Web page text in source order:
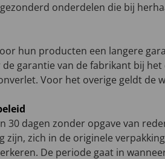
onderdelen die bij
hun producten een langere
garantie van de fabrikant bij
Voor het overige geldt de
dagen zonder opgave van
zich in de originele
De periode gaat in